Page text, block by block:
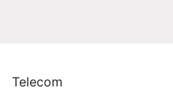
Telecom